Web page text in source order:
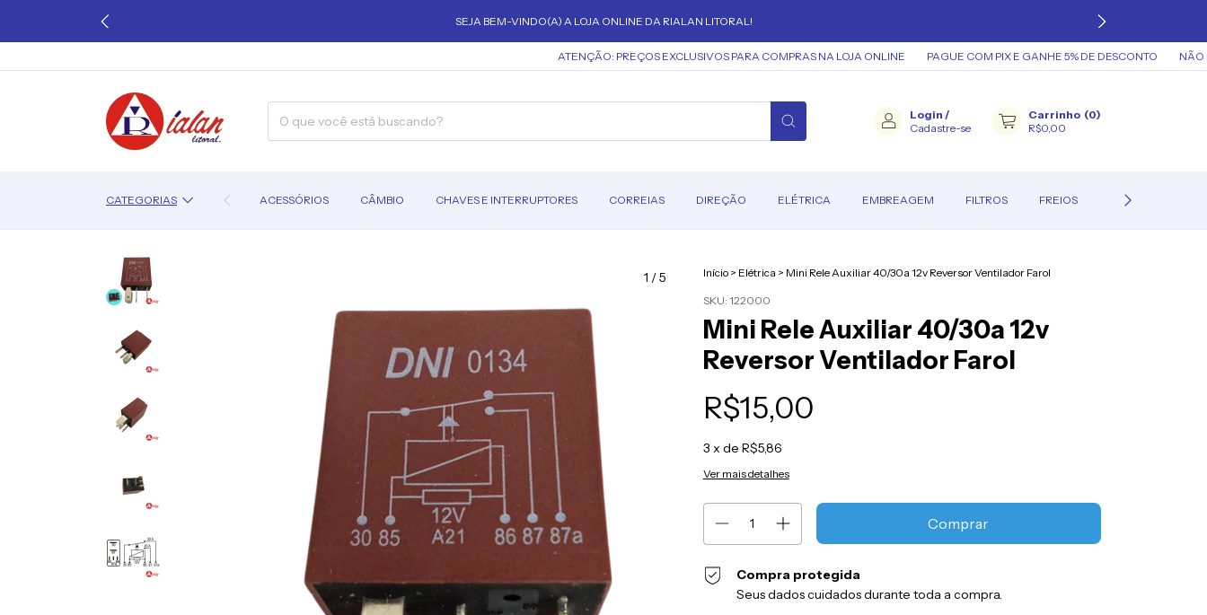
SEJA BEM-VINDO(A) A LOJA ONLINE DA RIALAN LITORAL!
ATENÇÃO: PREÇOS EXCLUSIVOS PARA COMPRAS NA LOJA ONLINE PAGUE COM PIX E GANHE 5% DE DESCONTO NÃO
Login /
Cadastre-se
Carrinho (0)
R$0,00
CATEGORIAS ACESSÓRIOS CÂMBIO CHAVES E INTERRUPTORES CORREIAS DIREÇÃO ELÉTRICA EMBREAGEM FILTROS FREIOS FERRAMENTAS
1 /5 Início > Elétrica > Mini Rele Auxiliar 40/30a 12v Reversor Ventilador Farol
SKU: 122000
Mini Rele Auxiliar 40/30a 12v
Reversor Ventilador Farol
R$15,00
3 x de R$5,86
Ver mais detalhes
Compra protegida
Seus dados cuidados durante toda a compra.